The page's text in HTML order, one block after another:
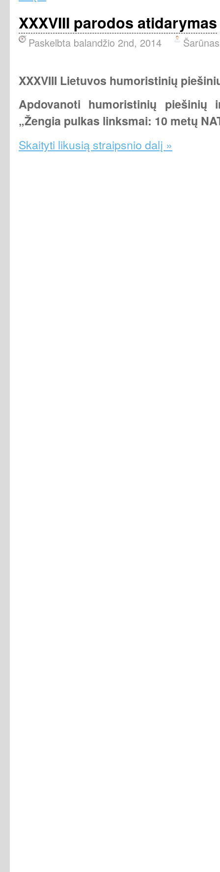
XXXVIII parodos atidarymas
Paskelbta balandžio 2nd, 2014 Šarūnas
XXXVIII Lietuvos humoristinių
Apdovanoti humoristinių piešinių
„Žengia pulkas linksmai: 10 metų
Skaityti likusią straipsnio dalį »